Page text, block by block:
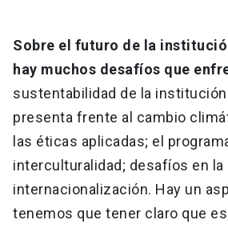
Sobre el futuro de la
hay muchos desafíos que
sustentabilidad de la
presenta frente al cambio
las éticas aplicadas; el
interculturalidad; desafíos en la
internacionalización. Hay un
tenemos que tener claro que